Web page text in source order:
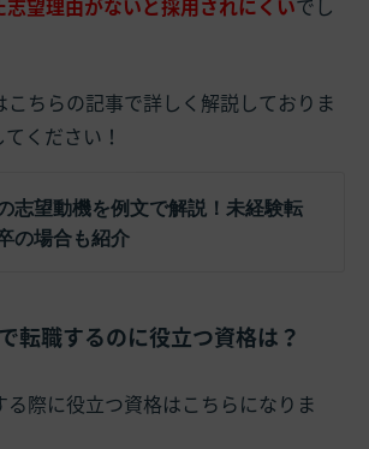
望理由がないと採用されにくいでし
こちらの記事で詳しく解説しておりま
ください！
志望動機を例文で解説！未経験転
の場合も紹介
転職するのに役立つ資格は？
る際に役立つ資格はこちらになりま